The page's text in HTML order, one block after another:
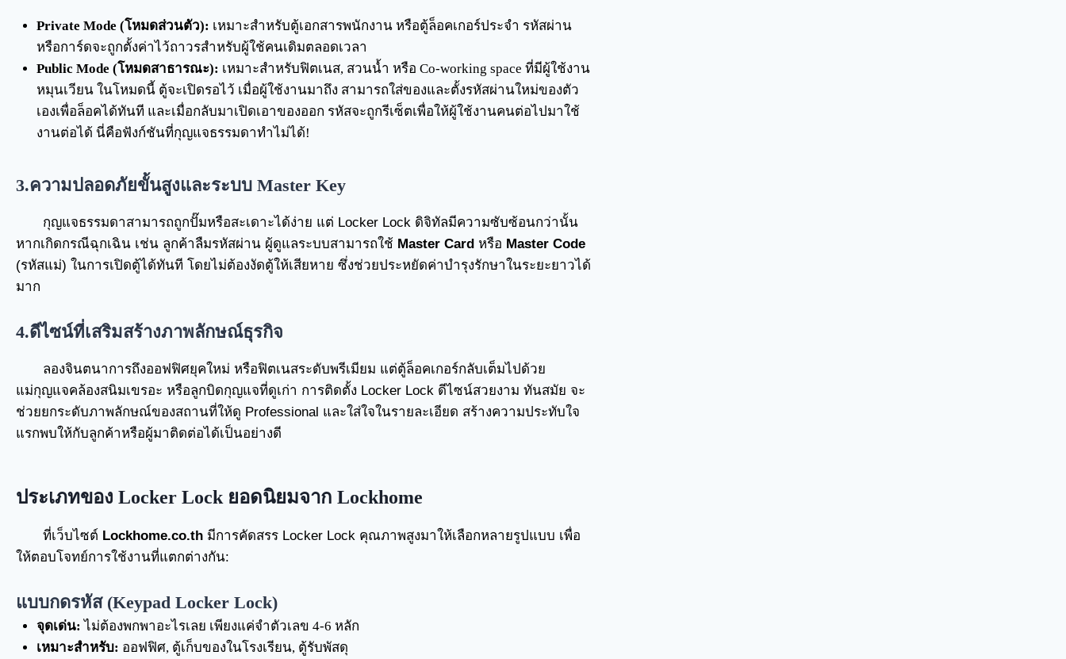
Private Mode (โหมดส่วนตัว): เหมาะสำหรับตู้เอกสารพนักงาน หรือตู้ล็อคเกอร์ประจำ รหัสผ่าน
หรือการ์ดจะถูกตั้งค่าไว้ถาวรสำหรับผู้ใช้คนเดิมตลอดเวลา
Public Mode (โหมดสาธารณะ): เหมาะสำหรับฟิตเนส, สวนน้ำ หรือ Co-working space ที่มีผู้ใช้งาน
หมุนเวียน ในโหมดนี้ ตู้จะเปิดรอไว้ เมื่อผู้ใช้งานมาถึง สามารถใส่ของและตั้งรหัสผ่านใหม่ของตัว
เองเพื่อล็อคได้ทันที และเมื่อกลับมาเปิดเอาของออก รหัสจะถูกรีเซ็ตเพื่อให้ผู้ใช้งานคนต่อไปมาใช้
งานต่อได้ นี่คือฟังก์ชันที่กุญแจธรรมดาทำไม่ได้!
3.ความปลอดภัยขั้นสูงและระบบ Master Key
กุญแจธรรมดาสามารถถูกปั๊มหรือสะเดาะได้ง่าย แต่ Locker Lock ดิจิทัลมีความซับซ้อนกว่านั้น
หากเกิดกรณีฉุกเฉิน เช่น ลูกค้าลืมรหัสผ่าน ผู้ดูแลระบบสามารถใช้ Master Card หรือ Master Code
(รหัสแม่) ในการเปิดตู้ได้ทันที โดยไม่ต้องงัดตู้ให้เสียหาย ซึ่งช่วยประหยัดค่าบำรุงรักษาในระยะยาวได้
มาก
4.ดีไซน์ที่เสริมสร้างภาพลักษณ์ธุรกิจ
ลองจินตนาการถึงออฟฟิศยุคใหม่ หรือฟิตเนสระดับพรีเมียม แต่ตู้ล็อคเกอร์กลับเต็มไปด้วย
แม่กุญแจคล้องสนิมเขรอะ หรือลูกบิดกุญแจที่ดูเก่า การติดตั้ง Locker Lock ดีไซน์สวยงาม ทันสมัย จะ
ช่วยยกระดับภาพลักษณ์ของสถานที่ให้ดู Professional และใส่ใจในรายละเอียด สร้างความประทับใจ
แรกพบให้กับลูกค้าหรือผู้มาติดต่อได้เป็นอย่างดี
ประเภทของ Locker Lock ยอดนิยมจาก Lockhome
ที่เว็บไซต์ Lockhome.co.th มีการคัดสรร Locker Lock คุณภาพสูงมาให้เลือกหลายรูปแบบ เพื่อ
ให้ตอบโจทย์การใช้งานที่แตกต่างกัน:
แบบกดรหัส (Keypad Locker Lock)
จุดเด่น: ไม่ต้องพกพาอะไรเลย เพียงแค่จำตัวเลข 4-6 หลัก
เหมาะสำหรับ: ออฟฟิศ, ตู้เก็บของในโรงเรียน, ตู้รับพัสดุ